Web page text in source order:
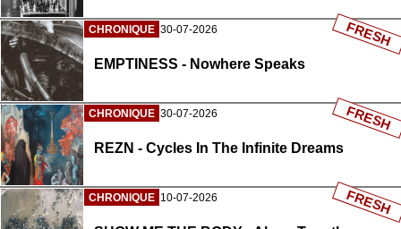
CHRONIQUE 30-07-2026
EMPTINESS - Nowhere Speaks
FRESH
CHRONIQUE 30-07-2026
REZN - Cycles In The Infinite Dreams
FRESH
CHRONIQUE 10-07-2026 FRESH